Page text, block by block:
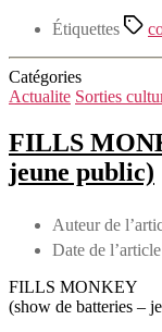
Étiquettes
Catégories
Actualite Sorties
FILLS
jeune public)
Auteur de
Date de l’article
FILLS MONKEY
(show de batteries –